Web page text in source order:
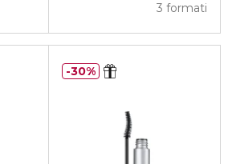
3 formati
30%